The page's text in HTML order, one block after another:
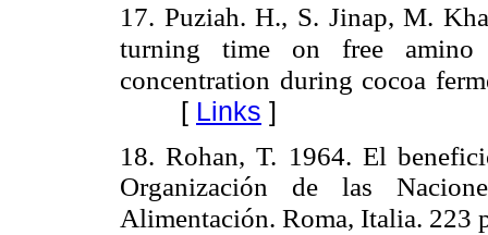
17. Puziah. H., S. Jinap, M.
turning time on free amino
concentration during cocoa
[ Links ]
18. Rohan, T. 1964. El
Organización de las
Alimentación. Roma, Italia. 223